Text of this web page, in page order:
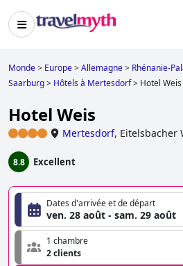
Monde> Europe>Allemagne> Rhénanie-
Saarburg> Hôtels à Mertesdorf> Hotel Weis
Hotel Weis
Mertesdorf, Eitelsbacher
8.8 Excellent
Dates d'arrivée et de départ
ven. 28 août - sam. 29 août
1 chambre
2 clients